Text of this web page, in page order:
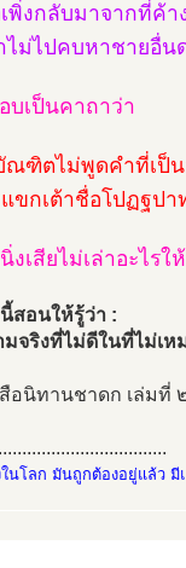
พิ่งกลับมาจากที่ค้า
ไม่ไปคบหาชายอื่น
บเป็นคาถาว่า
ณฑิตไม่พูดคำที่เป็
ขกเต้าชื่อโปฏฐป
งเสียไม่เล่าอะไร
สอนให้รู้ว่า :
มจริงที่ไม่ดีในที่ไม่เ
อนิทานชาดก เล่มที่
นโลก มันถูกต้องอยู่แล้ว มี